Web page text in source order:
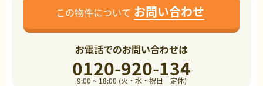
この物件について お問い合わせ
お電話でのお問い合わせは
0120-920-134
9:00 ~ 18:00 (火・水・祝日 定休)